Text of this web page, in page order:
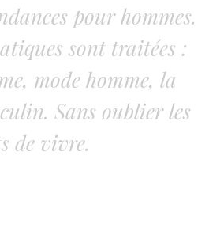
pour hommes.
sont traitées :
mode homme, la
Sans oublier les
de vivre.